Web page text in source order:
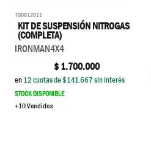
700012011
KIT DE SUSPENSIÓN NITROGAS
(COMPLETA)
IRONMAN4X4
$1.700.000
en12cuotas de $141.667sin interés
STOCK DISPONIBLE
+10 Vendidos